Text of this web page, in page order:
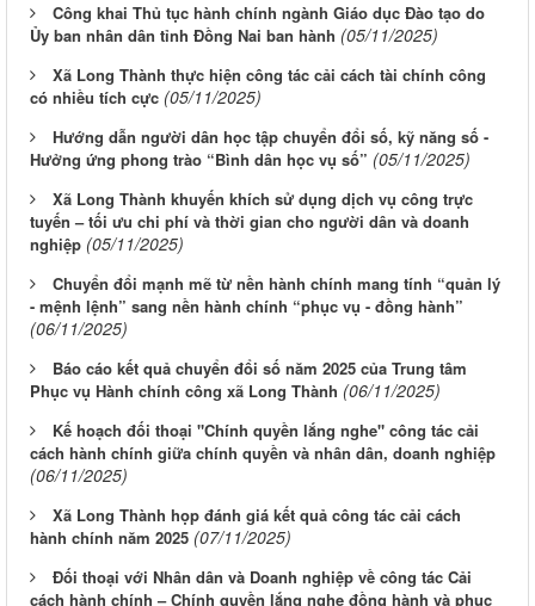
Công khai Thủ tục hành chính ngành Giáo dục Đào tạo do
Ủy ban nhân dân tỉnh Đồng Nai ban hành (05/11/2025)
Xã Long Thành thực hiện công tác cải cách tài chính công
có nhiều tích cực (05/11/2025)
Hướng dẫn người dân học tập chuyển đổi số, kỹ năng số -
Hưởng ứng phong trào “Bình dân học vụ số” (05/11/2025)
Xã Long Thành khuyến khích sử dụng dịch vụ công trực
tuyến – tối ưu chi phí và thời gian cho người dân và doanh
nghiệp (05/11/2025)
Chuyển đổi mạnh mẽ từ nền hành chính mang tính “quản lý
- mệnh lệnh” sang nền hành chính “phục vụ - đồng hành”
(06/11/2025)
Báo cáo kết quả chuyển đổi số năm 2025 của Trung tâm
Phục vụ Hành chính công xã Long Thành (06/11/2025)
Kế hoạch đối thoại "Chính quyền lắng nghe" công tác cải
cách hành chính giữa chính quyền và nhân dân, doanh nghiệp
(06/11/2025)
Xã Long Thành họp đánh giá kết quả công tác cải cách
hành chính năm 2025 (07/11/2025)
Đối thoại với Nhân dân và Doanh nghiệp về công tác Cải
cách hành chính – Chính quyền lắng nghe đồng hành và phục